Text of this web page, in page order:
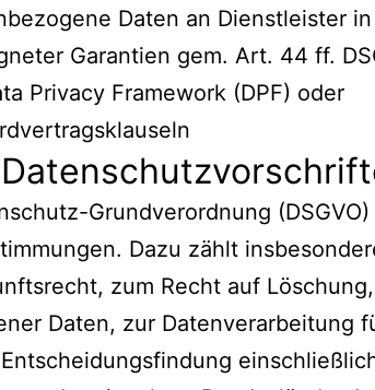
Daten an Dienstleister
Garantien gem. Art. 44 ff.
Privacy Framework (DPF) oder
Grundverordnung
Dazu zählt
zum Recht auf
Daten, zur Datenverarbeitung